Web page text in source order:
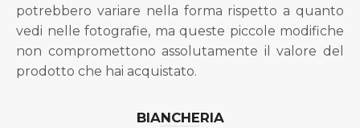
potrebbero variare nella forma rispetto a quanto
vedi nelle fotografie, ma queste piccole modifiche
non compromettono assolutamente il valore del
prodotto che hai acquistato.
BIANCHERIA